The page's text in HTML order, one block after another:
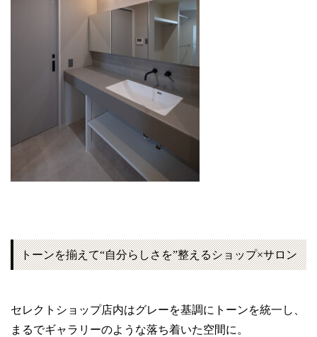
トーンを揃えて“自分らしさを”整えるショップ×サロン
セレクトショップ店内はグレーを基調にトーンを統一し、
まるでギャラリーのような落ち着いた空間に。